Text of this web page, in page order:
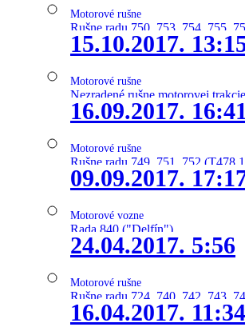
Motorové rušne
Rušne radu 750, 753, 754, 755,
15.10.2017.
Motorové rušne
Nezradené rušne motorovej trakcie
16.09.2017.
Motorové rušne
Rušne radu 749, 751, 752
09.09.2017.
Motorové vozne
Rada 840 ("Delfín")
24.04.2017. 5:56
Motorové rušne
Rušne radu 724, 740, 742, 743,
16.04.2017. 11:34